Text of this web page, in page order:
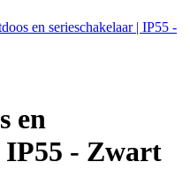
en serieschakelaar | IP55 -
en
IP55 - Zwart